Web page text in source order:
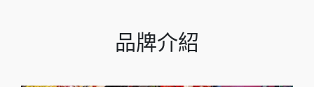
品牌介紹